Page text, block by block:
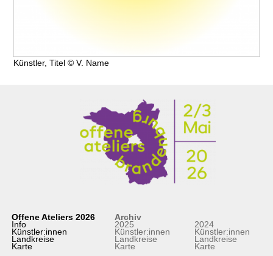
Künstler, Titel © V. Name
Offene Ateliers 2026
Info
Künstler:innen
Landkreise
Karte
Archiv
2025
Künstler:innen
Landkreise
Karte
2024
Künstler:innen
Landkreise
Karte